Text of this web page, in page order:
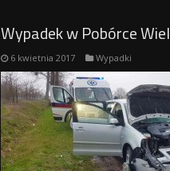
Wypadek w Pobórce
6 kwietnia 2017 Wypadki